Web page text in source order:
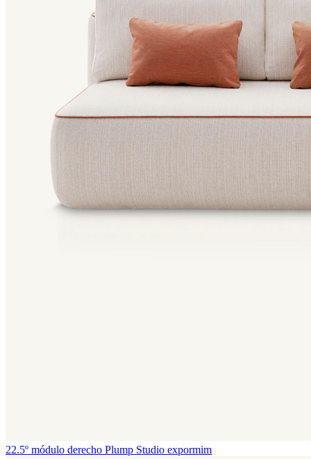
22.5º módulo derecho Plump Studio expormim